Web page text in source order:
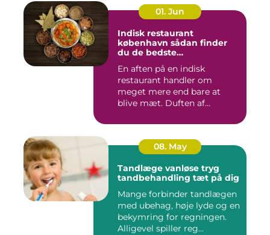
01. Jun
Indisk restaurant
københavn sådan finder
du de bedste
En aften på en indisk
restaurant handler om
meget mere end bare at
blive mæt. Duften af
08. May
Tandlæge vanløse tryg
tandbehandling tæt på dig
Mange forbinder tandlægen
med ubehag, høje lyde og en
bekymring for regningen.
Alligevel spiller reg...